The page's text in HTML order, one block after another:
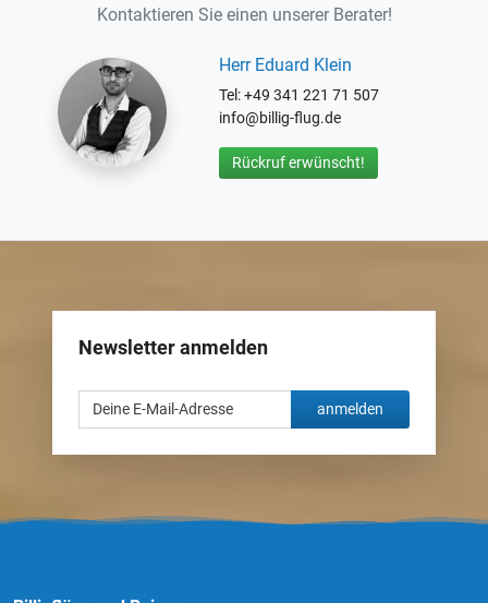
Kontaktieren Sie einen unserer Berater!
Herr Eduard Klein
Tel: +49 341 221 71 507
info@billig-flug.de
Rückruf erwünscht!
Newsletter anmelden
anmelden